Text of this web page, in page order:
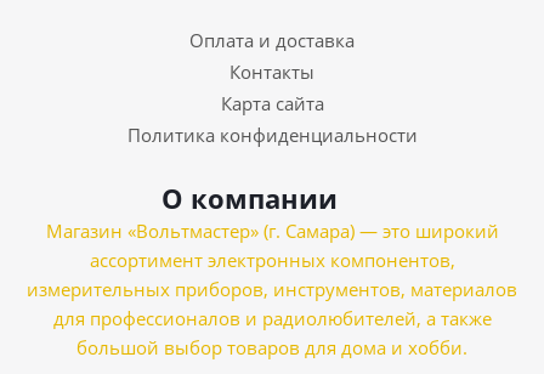
Оплата и доставка
Контакты
Карта сайта
Политика конфиденциальности
О компании
Магазин «Вольтмастер» (г. Самара) — это широкий
ассортимент электронных компонентов,
измерительных приборов, инструментов, материалов
для профессионалов и радиолюбителей, а также
большой выбор товаров для дома и хобби.